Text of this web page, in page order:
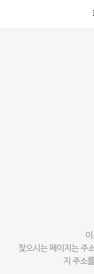
찾으시는 페이지는 주
지 주소